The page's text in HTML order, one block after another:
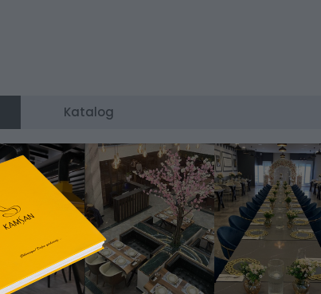
Katalog
Sandalye
• Masif Ahşap Sandalye & Proje Çözümü
ahşap damarlarının korunarak işlenmiş yüzeyiyle